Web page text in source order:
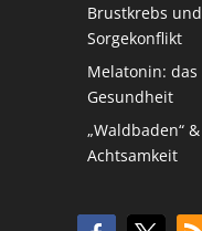
Brustkrebs
Sorgekonflikt
Melatonin:
Gesundheit
„Waldbaden“
Achtsamkeit